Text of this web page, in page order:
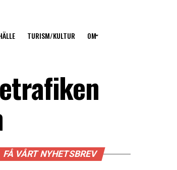
TURISM/KULTUR OM
FÅ VÅRT NYHETSBREV